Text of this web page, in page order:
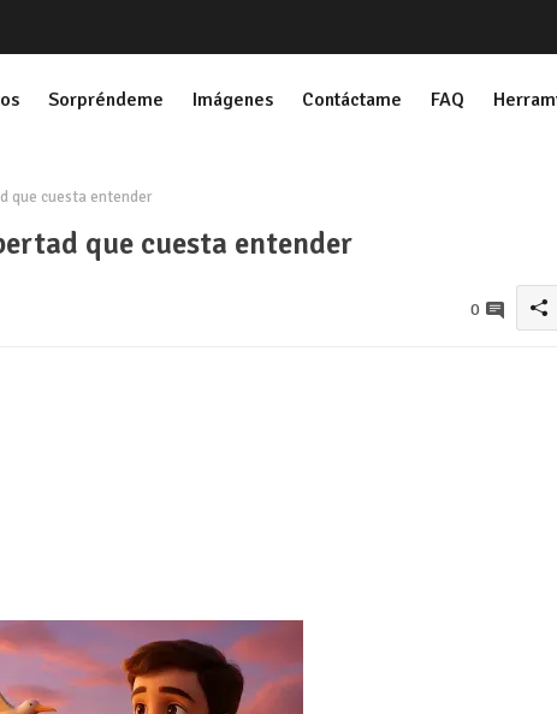
Sorpréndeme Imágenes Contáctame FAQ
que cuesta entender
que cuesta entender
0